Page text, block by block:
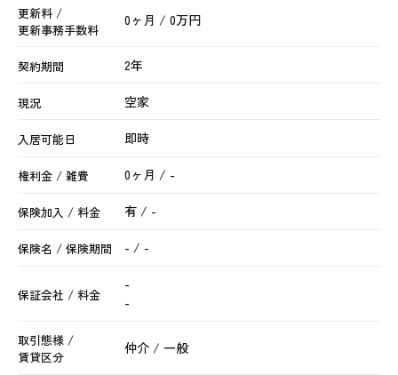
更新料 /
更新事務手数料
0ヶ月 / 0万円
契約期間 2年
現況 空家
入居可能日 即時
権利金 / 雑費 0ヶ月 / -
保険加入 / 料金 有 / -
保険名 / 保険期間 - / -
保証会社 / 料金
-
-
取引態様 /
賃貸区分
仲介 / 一般